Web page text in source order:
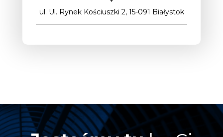
ul. Ul. Rynek Kościuszki 2, 15-091 Białystok